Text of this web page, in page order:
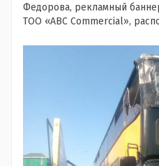
Федорова, рекламный
ТОО «ABC Commercial»,